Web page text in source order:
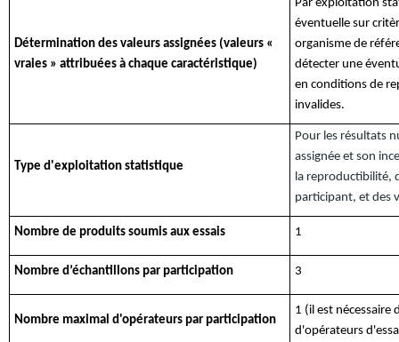
Détermination des valeurs assignées (valeurs «
vraies » attribuées à chaque caractéristique)
Par exploitation
éventuelle sur
organisme de
détecter une
en conditions de
invalides.
Type d'exploitation statistique
Pour les résultats
assignée et son
la reproductibilité,
participant, et des
Nombre de produits soumis aux essais 1
Nombre d’échantillons par participation 3
Nombre maximal d'opérateurs par participation
1 (il est
d'opérateurs